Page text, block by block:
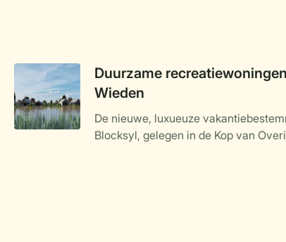
Duurzame
Wieden
De nieuwe, luxueuze
Blocksyl, gelegen in de Kop van